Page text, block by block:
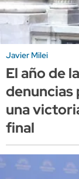
Javier Milei
El año de
denuncias
una
final